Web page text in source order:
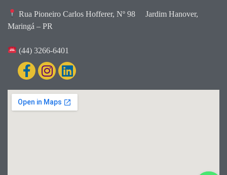
Rua Pioneiro Carlos Hofferer, Nº 98
Jardim Hanover,
Maringá – PR
(44) 3266-6401